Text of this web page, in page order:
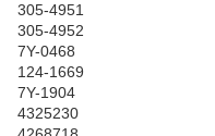
305-4951
305-4952
7Y-0468
124-1669
7Y-1904
4325230